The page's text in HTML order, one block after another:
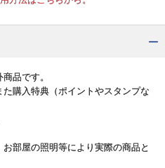
品です。
購入特典（ポイントやスタンプな
部屋の照明等により実際の商品と